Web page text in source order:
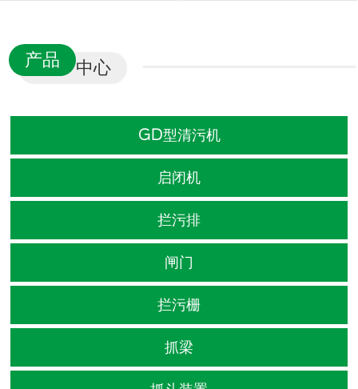
产品 中心
GD型清污机
启闭机
拦污排
闸门
拦污栅
抓梁